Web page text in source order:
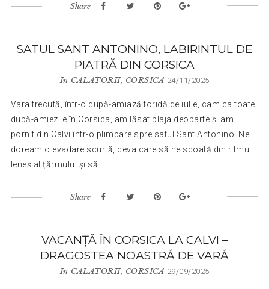
Share
SATUL SANT ANTONINO, LABIRINTUL DE
PIATRĂ DIN CORSICA
In CALATORII, CORSICA 24/11/2025
Vara trecută, într-o după-amiază toridă de iulie, cam ca toate
după-amiezile în Corsica, am lăsat plaja deoparte și am
pornit din Calvi într-o plimbare spre satul Sant Antonino. Ne
doream o evadare scurtă, ceva care să ne scoată din ritmul
leneș al țărmului și să...
Share
VACANȚĂ ÎN CORSICA LA CALVI –
DRAGOSTEA NOASTRĂ DE VARĂ
In CALATORII, CORSICA 29/09/2025